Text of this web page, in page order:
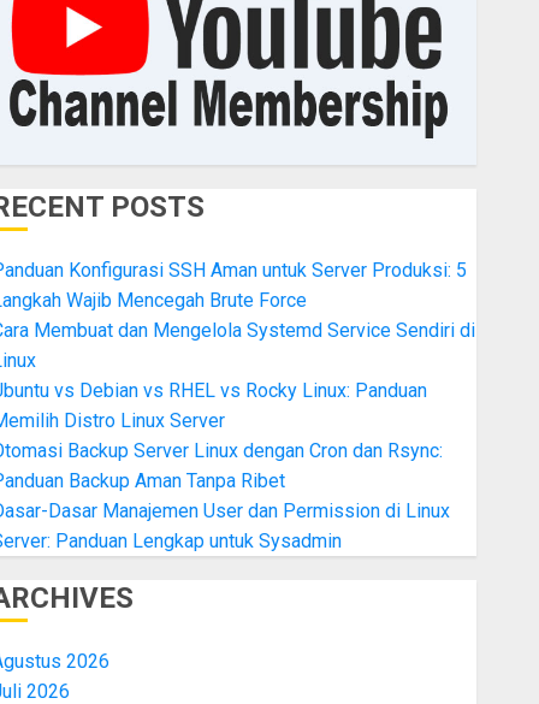
POSTS
Konfigurasi SSH Aman untuk Server Produksi: 5
Wajib Mencegah Brute Force
Membuat dan Mengelola Systemd Service Sendiri di
vs Debian vs RHEL vs Rocky Linux: Panduan
Distro Linux Server
Backup Server Linux dengan Cron dan Rsync:
Backup Aman Tanpa Ribet
Dasar Manajemen User dan Permission di Linux
Panduan Lengkap untuk Sysadmin
2026
2026